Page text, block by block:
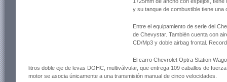
y su tanque de combustible tiene una
Entre el equipamiento de serie del
de Chevystar. También cuenta con
CD/Mp3 y doble airbag frontal.
El carro Chevrolet Optra Station
litros doble eje de levas DOHC, multiválvular, que entrega 109 caballos de
motor se asocia únicamente a una transmisión manual de cinco velocidades.